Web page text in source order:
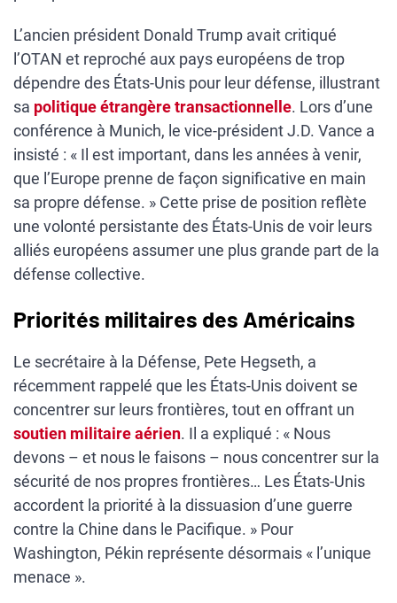
L’ancien président Donald Trump avait critiqué
l’OTAN et reproché aux pays européens de trop
dépendre des États-Unis pour leur défense, illustrant
sa politique étrangère transactionnelle. Lors d’une
conférence à Munich, le vice-président J.D. Vance a
insisté : « Il est important, dans les années à venir,
que l’Europe prenne de façon significative en main
sa propre défense. » Cette prise de position reflète
une volonté persistante des États-Unis de voir leurs
alliés européens assumer une plus grande part de la
défense collective.
Priorités militaires des Américains
Le secrétaire à la Défense, Pete Hegseth, a
récemment rappelé que les États-Unis doivent se
concentrer sur leurs frontières, tout en offrant un
soutien militaire aérien. Il a expliqué : « Nous
devons – et nous le faisons – nous concentrer sur la
sécurité de nos propres frontières… Les États-Unis
accordent la priorité à la dissuasion d’une guerre
contre la Chine dans le Pacifique. » Pour
Washington, Pékin représente désormais « l’unique
menace ».